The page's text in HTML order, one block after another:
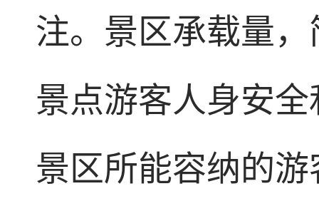
注。景区承载量
景点游客人身安
景区所能容纳的